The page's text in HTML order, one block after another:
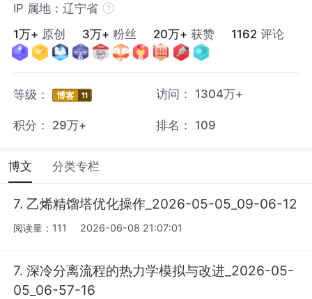
IP 属地：辽宁省
1万+ 原创 3万+ 粉丝 20万+ 获赞 1162 评论
等级： 访问： 1304万+
积分： 29万+ 排名： 109
博文 分类专栏
7. 乙烯精馏塔优化操作_2026-05-05_09-06-12
阅读量：111 2026-06-08 21:07:01
7. 深冷分离流程的热力学模拟与改进_2026-05-
05_06-57-16